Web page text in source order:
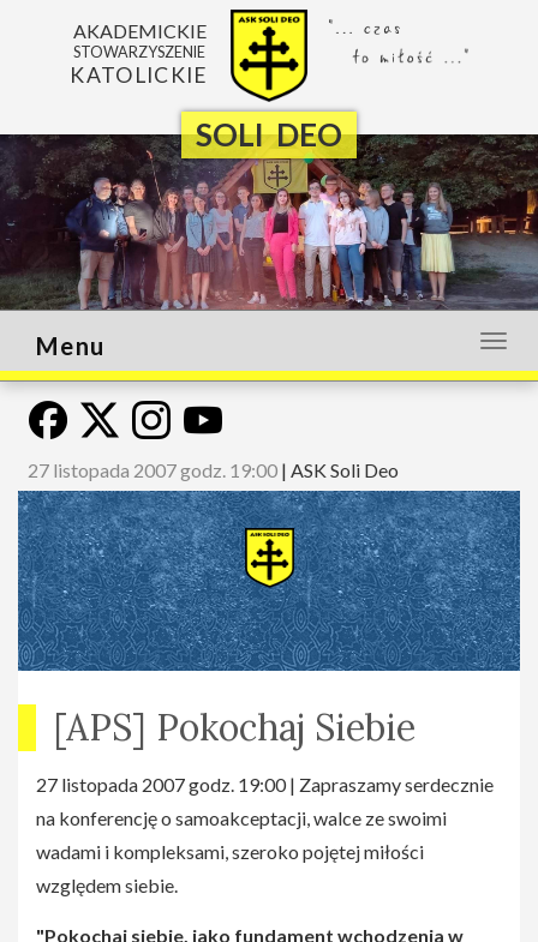
SOLI DEO
AKADEMICKIE
STOWARZYSZENIE
KATOLICKIE
lub
Menu
27 listopada 2007 godz. 19:00 | ASK Soli Deo
[APS] Pokochaj Siebie
27 listopada 2007 godz. 19:00 | Zapraszamy serdecznie
na konferencję o samoakceptacji, walce ze swoimi
wadami i kompleksami, szeroko pojętej miłości
względem siebie.
"Pokochaj siebie, jako fundament wchodzenia w